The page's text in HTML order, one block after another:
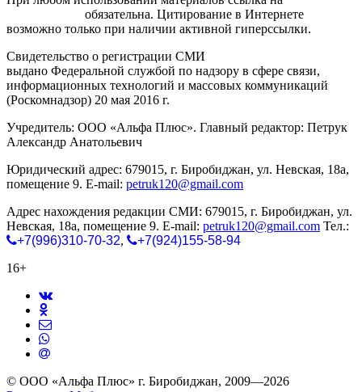
обязательна. Цитирование в Интернете
возможно только при наличии активной гиперссылки.
Свидетельство о регистрации СМИ
выдано Федеральной службой по надзору в сфере связи,
информационных технологий и массовых коммуникаций
(Роскомнадзор) 20 мая 2016 г.
Учредитель: ООО «Альфа Плюс». Главный редактор: Петрук
Александр Анатольевич
Юридический адрес: 679015, г. Биробиджан, ул. Невская, 18а,
помещение 9. E-mail: petruk120@gmail.com
Адрес нахождения редакции СМИ: 679015, г. Биробиджан, ул.
Невская, 18а, помещение 9. E-mail: petruk120@gmail.com Тел.:
+7(996)310-70-32,
+7(924)155-58-94
16+
© ООО «Альфа Плюс» г. Биробиджан, 2009—2026